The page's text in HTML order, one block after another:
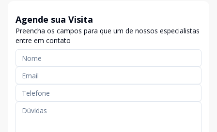
Agende sua Visita
Preencha os campos para que um de nossos especialistas
entre em contato